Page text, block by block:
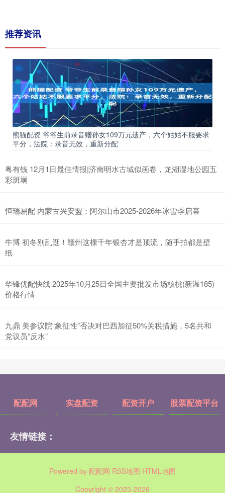
推荐资讯
熊猫配资 爷爷生前录音赠孙女109万元遗产，六个姑姑不服要求
平分，法院：录音无效，重新分配
粤有钱 12月1日最佳情报|济南明水古城似画卷，龙湖湿地公园五
彩斑斓
恒瑞易配 内蒙古兴安盟：阿尔山市2025-2026年冰雪季启幕
牛博 初冬别乱逛！赣州这棵千年银杏才是顶流，随手拍都是壁
纸
华锋优配快线 2025年10月25日全国主要批发市场核桃(新温185)
价格行情
九鼎 美参议院“象征性”否决对巴西加征50%关税措施，5名共和
党议员“反水”
配配网 实盘配资 配资开户 股票配资平台
友情链接：
Powered by 配配网 RSS地图 HTML地图
Copyright © 2023-2026